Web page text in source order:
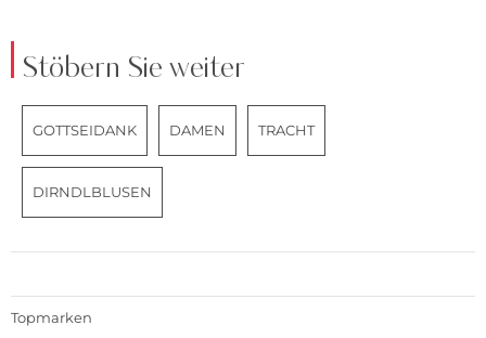
Stöbern Sie weiter
GOTTSEIDANK DAMEN TRACHT
DIRNDLBLUSEN
Topmarken